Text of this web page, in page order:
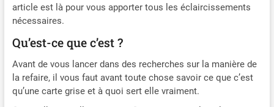
article est là pour vous apporter tous les éclaircissements
nécessaires.
Qu’est-ce que c’est ?
Avant de vous lancer dans des recherches sur la manière de
la refaire, il vous faut avant toute chose savoir ce que c’est
qu’une carte grise et à quoi sert elle vraiment.